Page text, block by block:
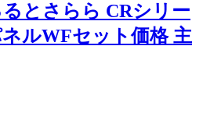
とさらら CRシリー
ルWFセット価格 主